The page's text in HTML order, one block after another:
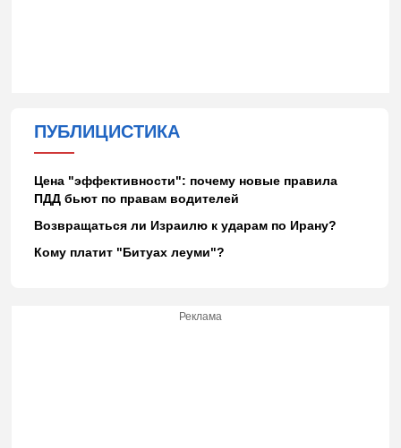
ПУБЛИЦИСТИКА
Цена "эффективности": почему новые правила
ПДД бьют по правам водителей
Возвращаться ли Израилю к ударам по Ирану?
Кому платит "Битуах леуми"?
Реклама